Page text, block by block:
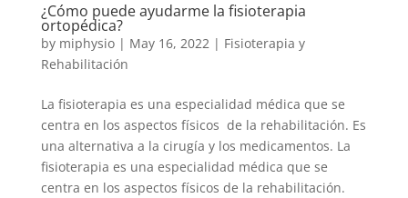
¿Cómo puede ayudarme la fisioterapia
ortopédica?
by miphysio| May 16, 2022| Fisioterapia y
Rehabilitación
La fisioterapia es una especialidad médica que se
centra en los aspectos físicos de la rehabilitación. Es
una alternativa a la cirugía y los medicamentos. La
fisioterapia es una especialidad médica que se
centra en los aspectos físicos de la rehabilitación.